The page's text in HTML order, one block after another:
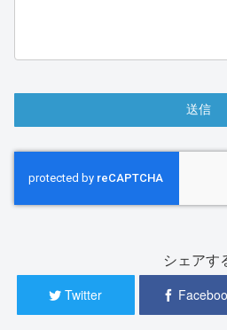
シェアす
Twitter